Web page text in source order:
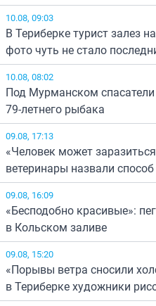
10.08, 09:03
В Териберке турист залез
фото чуть не стало
10.08, 08:02
Под Мурманском
79-летнего рыбака
09.08, 17:13
«Человек может
ветеринары назвали
09.08, 16:09
«Бесподобно красивые»:
в Кольском заливе
09.08, 15:20
«Порывы ветра сносили
в Териберке художники